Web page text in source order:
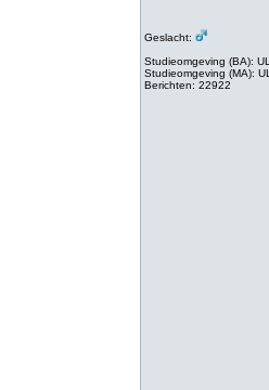
Geslacht:
Studieomgeving (BA): UL
Studieomgeving (MA): UL
Berichten: 22922